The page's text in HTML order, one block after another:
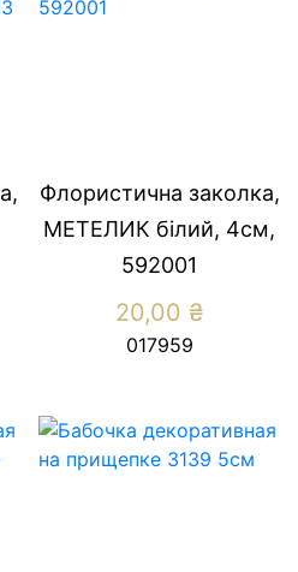
Флористична заколка,
МЕТЕЛИК білий, 4см,
592001
20,00 ₴
017959